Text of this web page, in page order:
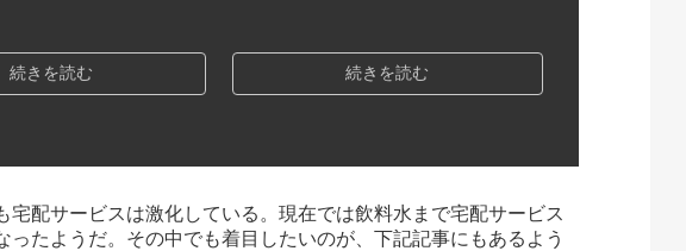
続きを読む 続きを読む
配サービスは激化している。現在では飲料水まで宅配サービス
ったようだ。その中でも着目したいのが、下記記事にもあるよう